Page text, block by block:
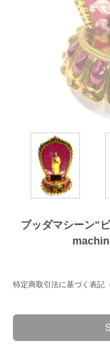
ブッダマシーン"
特定商取引法に基づく表記